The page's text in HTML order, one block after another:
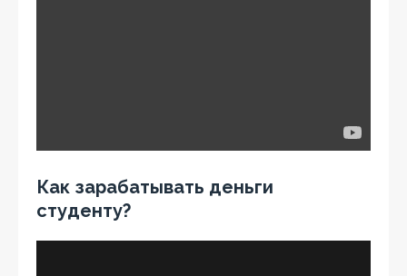
Как зарабатывать деньги
студенту?